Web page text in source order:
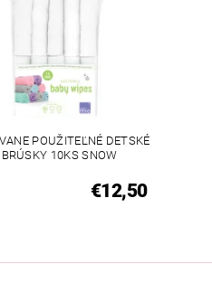
POUŽITEĽNÉ DETSKÉ
10KS SNOW
€12,50